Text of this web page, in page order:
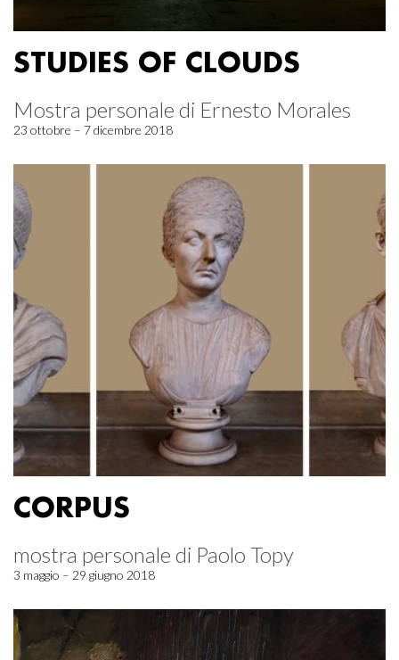
STUDIES OF CLOUDS
Mostra personale di Ernesto Morales
23 ottobre – 7 dicembre 2018
CORPUS
mostra personale di Paolo Topy
3 maggio – 29 giugno 2018